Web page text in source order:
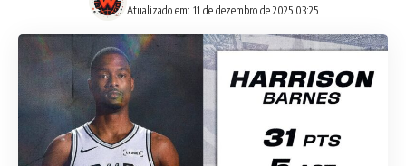
Atualizado em: 11 de dezembro de 2025 03:25